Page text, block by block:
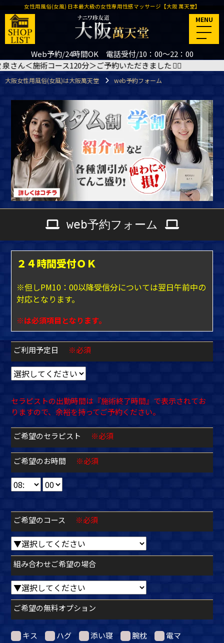
Web予約/24時間OK 電話受付/10：00～22：00
女性用風俗(女風) 日本最大級の女性専用性感マッサージ【大阪 萬天堂】
MENU
大阪女性用風俗(女風)は大阪萬天堂 web予約フォーム
ース120分＞ご予約いただきました🙇‍♂️
web予約フォーム
２４時間受付ＯＫ
※但しPM10：00以降受信分については翌日午前中の
対応となります。
※は必須項目となります。
ご利用予定日 ※必須
セラピストの出勤時間は『施術終了時間』で表示されてお
りますので、余裕を持ってご予約ください。
ご希望のセラピスト ※必須
ご希望のお時間 ※必須
ご希望のコース ※必須
組み合わせご希望の場合
ご希望の無料オプション
キス ハグ 添い寝 腕枕
電マ